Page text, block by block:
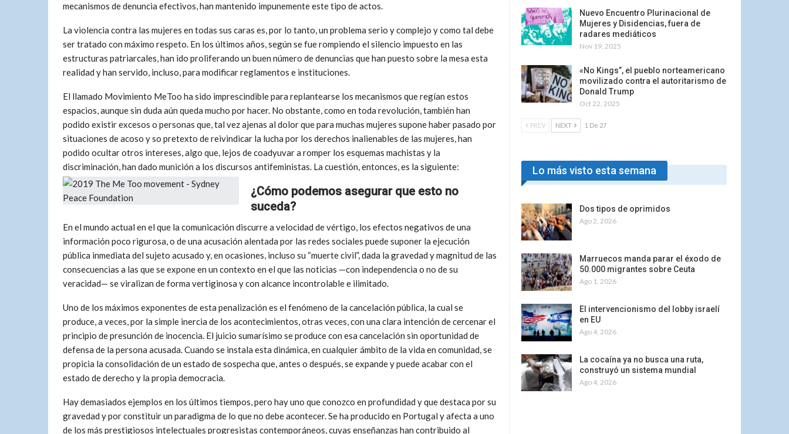
mecanismos de denuncia efectivos, han mantenido impunemente este tipo de actos.
La violencia contra las mujeres en todas sus caras es, por lo tanto, un problema serio y complejo y como tal debe
ser tratado con máximo respeto. En los últimos años, según se fue rompiendo el silencio impuesto en las
estructuras patriarcales, han ido proliferando un buen número de denuncias que han puesto sobre la mesa esta
realidad y han servido, incluso, para modificar reglamentos e instituciones.
El llamado Movimiento MeToo ha sido imprescindible para replantearse los mecanismos que regían estos
espacios, aunque sin duda aún queda mucho por hacer. No obstante, como en toda revolución, también han
podido existir excesos o personas que, tal vez ajenas al dolor que para muchas mujeres supone haber pasado por
situaciones de acoso y so pretexto de reivindicar la lucha por los derechos inalienables de las mujeres, han
podido ocultar otros intereses, algo que, lejos de coadyuvar a romper los esquemas machistas y la
discriminación, han dado munición a los discursos antifeministas. La cuestión, entonces, es la siguiente:
¿Cómo podemos asegurar que esto no
suceda?
En el mundo actual en el que la comunicación discurre a velocidad de vértigo, los efectos negativos de una
información poco rigurosa, o de una acusación alentada por las redes sociales puede suponer la ejecución
pública inmediata del sujeto acusado y, en ocasiones, incluso su “muerte civil”, dada la gravedad y magnitud de las
consecuencias a las que se expone en un contexto en el que las noticias —con independencia o no de su
veracidad— se viralizan de forma vertiginosa y con alcance incontrolable e ilimitado.
Uno de los máximos exponentes de esta penalización es el fenómeno de la cancelación pública, la cual se
produce, a veces, por la simple inercia de los acontecimientos, otras veces, con una clara intención de cercenar el
principio de presunción de inocencia. El juicio sumarísimo se produce con esa cancelación sin oportunidad de
defensa de la persona acusada. Cuando se instala esta dinámica, en cualquier ámbito de la vida en comunidad, se
propicia la consolidación de un estado de sospecha que, antes o después, se expande y puede acabar con el
estado de derecho y la propia democracia.
Hay demasiados ejemplos en los últimos tiempos, pero hay uno que conozco en profundidad y que destaca por su
gravedad y por constituir un paradigma de lo que no debe acontecer. Se ha producido en Portugal y afecta a uno
de los más prestigiosos intelectuales progresistas contemporáneos, cuyas enseñanzas han contribuido al
Nuevo Encuentro Plurinacional de
Mujeres y Disidencias, fuera de
radares mediáticos
Nov 19, 2025
«No Kings”, el pueblo norteamericano
movilizado contra el autoritarismo de
Donald Trump
Oct 22, 2025
PREV NEXT 1 De 27
Lo más visto esta semana
Dos tipos de oprimidos
Ago 2, 2026
Marruecos manda parar el éxodo de
50.000 migrantes sobre Ceuta
Ago 1, 2026
El intervencionismo del lobby israelí
en EU
Ago 4, 2026
La cocaína ya no busca una ruta,
construyó un sistema mundial
Ago 4, 2026